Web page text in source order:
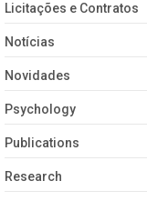
Licitações e Contratos
Notícias
Novidades
Psychology
Publications
Research